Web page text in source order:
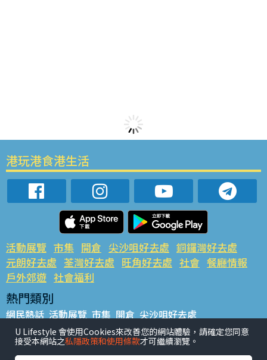
港玩港食港生活
活動展覽 市集 開倉 尖沙咀好去處 銅鑼灣好去處
元朗好去處 荃灣好去處 旺角好去處 社會 餐廳情報
戶外郊遊 社會福利
熱門類別
網民熱話 活動展覽 市集 開倉 尖沙咀好去處
銅鑼灣好去處 元朗好去處 荃灣好去處 旺角好去處 社會
餐廳情報 戶外郊遊
U Lifestyle 會使用Cookies來改善您的網站體驗，請確定您同意
接受本網站之私隱政策和使用條款才可繼續瀏覽。